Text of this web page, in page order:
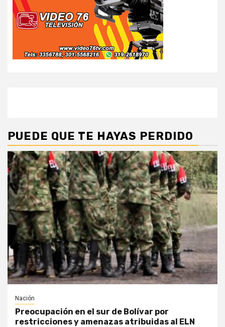
PUEDE QUE TE HAYAS PERDIDO
Nación
Preocupación en el sur de Bolívar por
restricciones y amenazas atribuidas al ELN